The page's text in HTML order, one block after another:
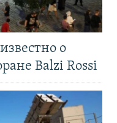
о
Balzi Rossi